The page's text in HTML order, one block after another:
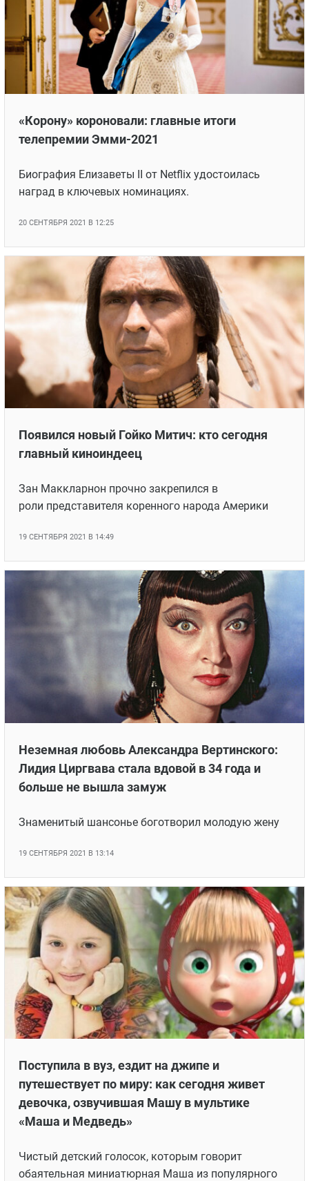
«Корону» короновали: главные итоги
телепремии Эмми-2021
Биография Елизаветы II от Netflix удостоилась
наград в ключевых номинациях.
20 СЕНТЯБРЯ 2021 В 12:25
Появился новый Гойко Митич: кто сегодня
главный киноиндеец
Зан Маккларнон прочно закрепился в
роли представителя коренного народа Америки
19 СЕНТЯБРЯ 2021 В 14:49
Неземная любовь Александра Вертинского:
Лидия Циргвава стала вдовой в 34 года и
больше не вышла замуж
Знаменитый шансонье боготворил молодую жену
19 СЕНТЯБРЯ 2021 В 13:14
Поступила в вуз, ездит на джипе и
путешествует по миру: как сегодня живет
девочка, озвучившая Машу в мультике
«Маша и Медведь»
Чистый детский голосок, которым говорит
обаятельная миниатюрная Маша из популярного